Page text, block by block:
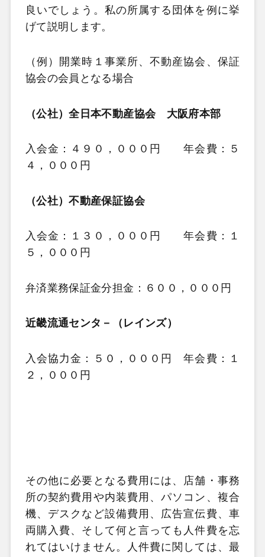
良いでしょう。私の所属する団体を例に挙
げて説明します。
（例）開業時１事業所、不動産協会、保証
協会の会員となる場合
（公社）全日本不動産協会 大阪府本部
入会金：４９０，０００円 年会費：５
４，０００円
（公社）不動産保証協会
入会金：１３０，０００円 年会費：１
５，０００円
弁済業務保証金分担金：６００，０００円
近畿流通センタ－（レインズ）
入会協力金：５０，０００円 年会費：１
２，０００円
その他に必要となる費用には、店舗・事務
所の契約費用や内装費用、パソコン、複合
機、デスクなど設備費用、広告宣伝費、車
両購入費、そして何と言っても人件費を忘
れてはいけません。人件費に関しては、最